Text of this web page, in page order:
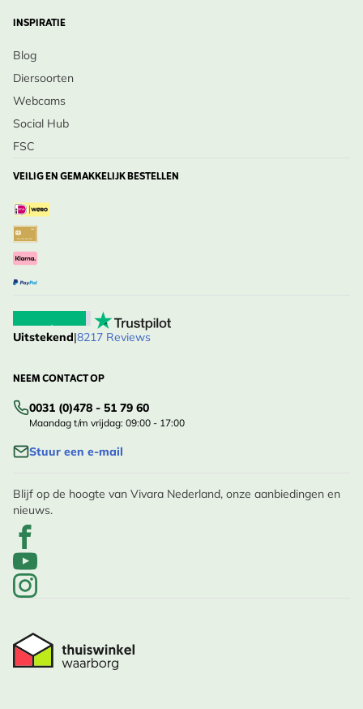
INSPIRATIE
Blog
Diersoorten
Webcams
Social Hub
FSC
VEILIG EN GEMAKKELIJK BESTELLEN
Uitstekend|8217 Reviews
NEEM CONTACT OP
0031 (0)478 - 51 79 60
Maandag t/m vrijdag: 09:00 - 17:00
Stuur een e-mail
Blijf op de hoogte van Vivara Nederland, onze aanbiedingen en
nieuws.